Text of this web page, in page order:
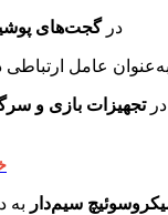
درگجت‌های
عامل ارتباطی
درتجهیزات بازی و
سیم‌دار به